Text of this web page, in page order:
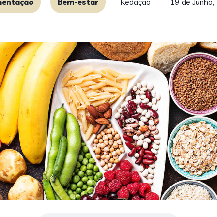
Bem-estar Redação 19 de